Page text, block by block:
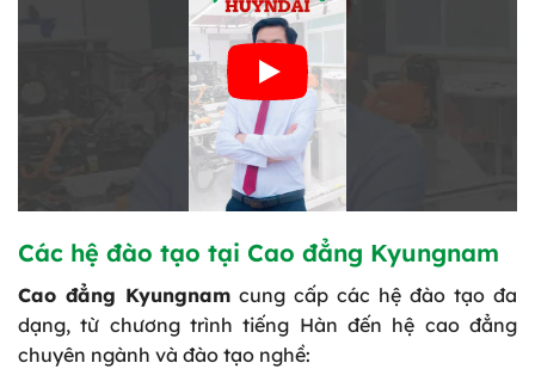
Các hệ đào tạo tại Cao đẳng Kyungnam
Cao đẳng Kyungnam cung cấp các hệ đào tạo đa
dạng, từ chương trình tiếng Hàn đến hệ cao đẳng
chuyên ngành và đào tạo nghề: